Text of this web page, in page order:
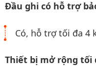
Đầu ghi có hỗ trợ
Có, hỗ trợ tối đa 4
Thiết bị mở rộng tối